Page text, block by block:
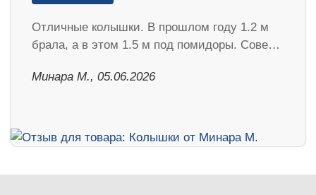
Отличные колышки. В прошлом году 1.2 м
брала, а в этом 1.5 м под помидоры. Сове…
Минара М., 05.06.2026